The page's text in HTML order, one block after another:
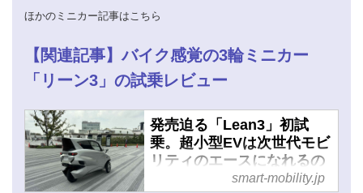
ほかのミニカー記事はこちら
【関連記事】バイク感覚の3輪ミニカー
「リーン3」の試乗レビュー
発売迫る「Lean3」初試
乗。超小型EVは次世代モビ
リティのエースになれるの
か!? - スマートモビリティ
smart-mobility.jp